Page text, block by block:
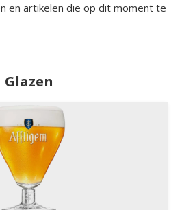
en artikelen die op dit moment te
Glazen